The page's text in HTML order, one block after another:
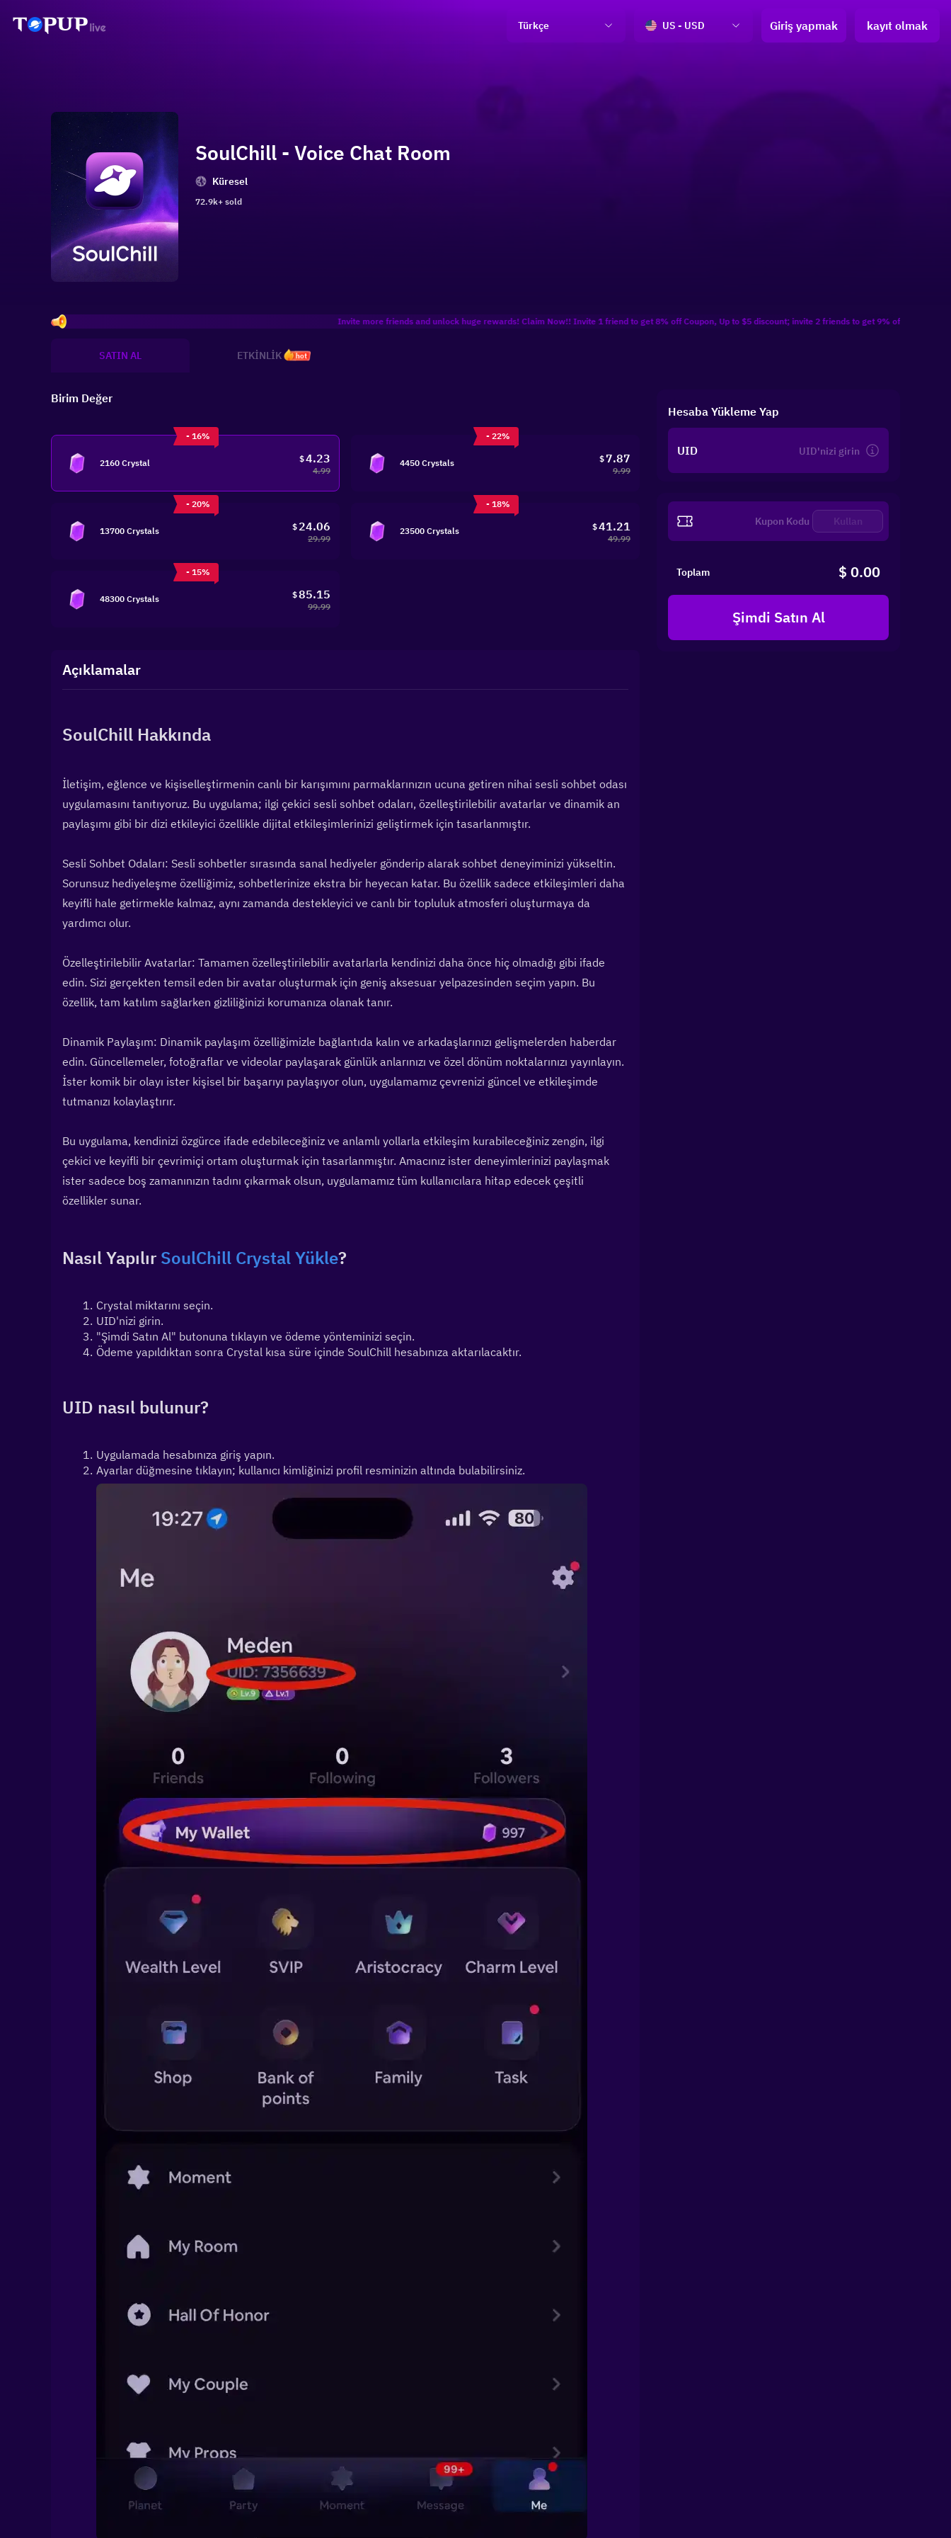
Türkçe US - USD Giriş yapmak kayıt olmak
SoulChill - Voice Chat Room
Küresel
72.9k+ sold
Invite more friends and unlock huge rewards! Claim Now!! Invite 1 friend to get 8% off Coupon, Up to $5 discount; invite 2 friends to get 9% off Coupon, Up to
SATIN AL ETKİNLİK hot
Birim Değer
- 16%
2160 Crystal $4.23
4.99
- 22%
4450 Crystals $ 7.87
9.99
- 20%
13700 Crystals $ 24.06
29.99
- 18%
23500 Crystals $41.21
49.99
- 15%
48300 Crystals $85.15
99.99
Açıklamalar
SoulChill Hakkında
İletişim, eğlence ve kişiselleştirmenin canlı bir karışımını parmaklarınızın ucuna getiren nihai sesli sohbet odası
uygulamasını tanıtıyoruz. Bu uygulama; ilgi çekici sesli sohbet odaları, özelleştirilebilir avatarlar ve dinamik an
paylaşımı gibi bir dizi etkileyici özellikle dijital etkileşimlerinizi geliştirmek için tasarlanmıştır.
Sesli Sohbet Odaları: Sesli sohbetler sırasında sanal hediyeler gönderip alarak sohbet deneyiminizi yükseltin.
Sorunsuz hediyeleşme özelliğimiz, sohbetlerinize ekstra bir heyecan katar. Bu özellik sadece etkileşimleri daha
keyifli hale getirmekle kalmaz, aynı zamanda destekleyici ve canlı bir topluluk atmosferi oluşturmaya da
yardımcı olur.
Özelleştirilebilir Avatarlar: Tamamen özelleştirilebilir avatarlarla kendinizi daha önce hiç olmadığı gibi ifade
edin. Sizi gerçekten temsil eden bir avatar oluşturmak için geniş aksesuar yelpazesinden seçim yapın. Bu
özellik, tam katılım sağlarken gizliliğinizi korumanıza olanak tanır.
Dinamik Paylaşım: Dinamik paylaşım özelliğimizle bağlantıda kalın ve arkadaşlarınızı gelişmelerden haberdar
edin. Güncellemeler, fotoğraflar ve videolar paylaşarak günlük anlarınızı ve özel dönüm noktalarınızı yayınlayın.
İster komik bir olayı ister kişisel bir başarıyı paylaşıyor olun, uygulamamız çevrenizi güncel ve etkileşimde
tutmanızı kolaylaştırır.
Bu uygulama, kendinizi özgürce ifade edebileceğiniz ve anlamlı yollarla etkileşim kurabileceğiniz zengin, ilgi
çekici ve keyifli bir çevrimiçi ortam oluşturmak için tasarlanmıştır. Amacınız ister deneyimlerinizi paylaşmak
ister sadece boş zamanınızın tadını çıkarmak olsun, uygulamamız tüm kullanıcılara hitap edecek çeşitli
özellikler sunar.
Nasıl Yapılır SoulChill Crystal Yükle?
Crystal miktarını seçin.
UID'nizi girin.
"Şimdi Satın Al" butonuna tıklayın ve ödeme yönteminizi seçin.
Ödeme yapıldıktan sonra Crystal kısa süre içinde SoulChill hesabınıza aktarılacaktır.
UID nasıl bulunur?
Uygulamada hesabınıza giriş yapın.
Ayarlar düğmesine tıklayın; kullanıcı kimliğinizi profil resminizin altında bulabilirsiniz.
Hesaba Yükleme Yap
UID
Kullan
Toplam $ 0.00
Şimdi Satın Al